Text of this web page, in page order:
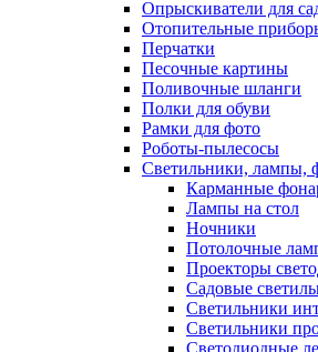
Опрыскиватели для
Отопительные
Перчатки
Песочные картины
Поливочные шланги
Полки для обуви
Рамки для фото
Роботы-пылесосы
Светильники, лампы,
Карманные
Лампы на стол
Ночники
Потолочные
Проекторы
Садовые
Светильники
Светильники
Светодиодные